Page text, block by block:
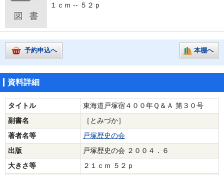
１ｃｍ -- ５２ｐ
予約申込へ 本棚へ
資料詳細
タイトル
東海道戸塚宿４００年Ｑ＆Ａ 第３０号
副書名
［とみづか］
著者名等
戸塚歴史の会
出版
戸塚歴史の会 ２００４．６
大きさ等
２１ｃｍ ５２ｐ